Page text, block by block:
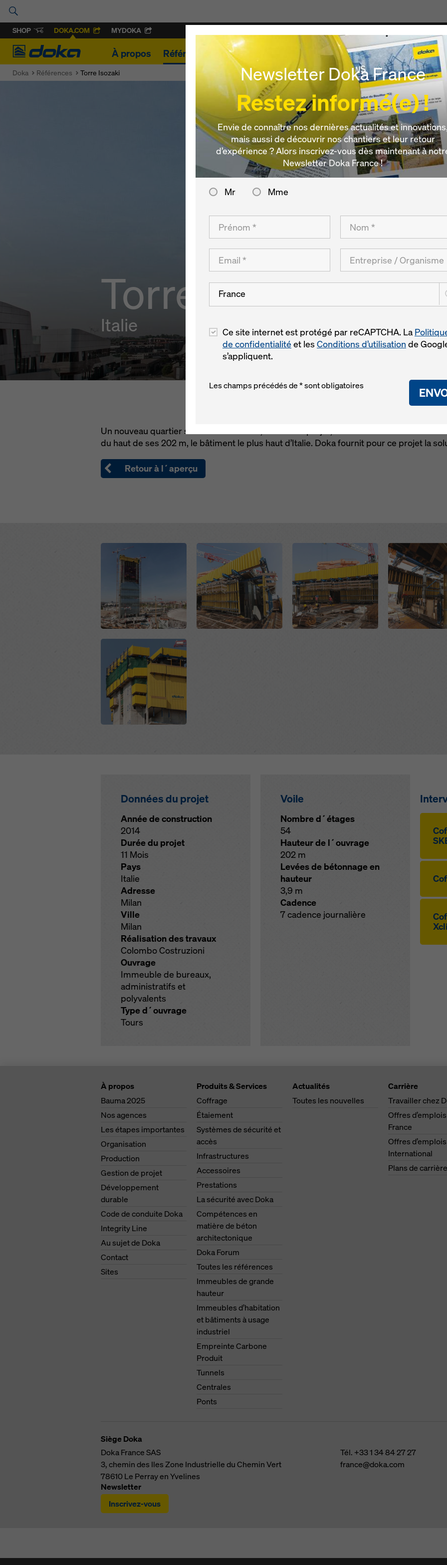
SHOP DOKA.COM MYDOKA
Doka
À propos Références Produits & Services Digital Actualités
Doka Références Torre Isozaki
Torre Isozaki
Italie
Un nouveau quartier se construit à Milan, et avec ce projet, un nouveau fleuron de la
du haut de ses 202 m, le bâtiment le plus haut d’Italie. Doka fournit pour ce projet la
Retour à l´aperçu
Open Open Open
Open
Données du projet
Année de construction
2014
Durée du projet
11 Mois
Pays
Italie
Adresse
Milan
Ville
Milan
Réalisation des travaux
Colombo Costruzioni
Ouvrage
Immeuble de bureaux,
administratifs et
polyvalents
Type d´ouvrage
Tours
Voile
Nombre d´étages
54
Hauteur de l´ouvrage
202 m
Levées de bétonnage en
hauteur
3,9 m
Cadence
7 cadence journalière
À propos
Bauma 2025
Nos agences
Les étapes importantes
Organisation
Production
Gestion de projet
Développement
durable
Code de conduite Doka
Integrity Line
Au sujet de Doka
Contact
Sites
Produits & Services
Coffrage
Étaiement
Systèmes de sécurité et
accès
Infrastructures
Accessoires
Prestations
La sécurité avec Doka
Compétences en
matière de béton
architectonique
Doka Forum
Toutes les références
Immeubles de grande
hauteur
Immeubles d’habitation
et bâtiments à usage
industriel
Empreinte Carbone
Produit
Tunnels
Centrales
Ponts
Actualités
Toutes les nouvelles
Carrière
Travailler chez
Offres
France
Offres
International
Plans de carrière
Siège Doka
Doka France SAS
3, chemin des IlesZone Industrielle du Chemin Vert
78610Le Perray en Yvelines
Tél. +33 1 34 84 27 27
france@doka.com
Newsletter
Inscrivez-vous
Newsletter Doka France
Restez informé(e) !
Envie de connaître nos dernières actualités et
mais aussi de découvrir nos chantiers et leur retour
d’expérience ? Alors inscrivez-vous dès maintenant à
Newsletter Doka France !
Mr Mme
France
Ce site internet est protégé par reCAPTCHA. La
de confidentialité et les Conditions d’utilisation de
s’appliquent.
Les champs précédés de * sont obligatoires